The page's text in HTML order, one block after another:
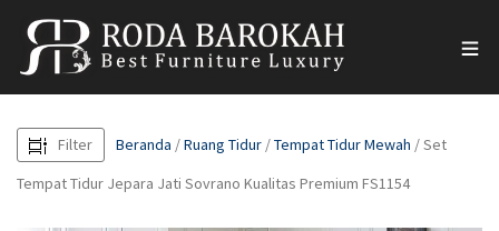
Filter Beranda /Ruang Tidur /Tempat Tidur Mewah / Set
Tempat Tidur Jepara Jati Sovrano Kualitas Premium FS1154